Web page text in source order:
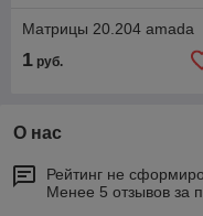
Матрицы 20.204 amada
1 руб.
О нас
Рейтинг не
Менее 5 отзывов за